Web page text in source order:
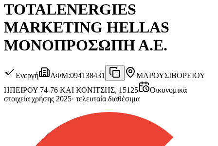
TOTALENERGIES
MARKETING HELLAS
ΜΟΝΟΠΡΟΣΩΠΗ Α.Ε.
Ενεργή ΑΦΜ:094138431 ΜΑΡΟΥΣΙΒΟΡΕΙΟΥ
ΗΠΕΙΡΟΥ 74-76 ΚΑΙ ΚΟΝΙΤΣΗΣ, 15125
Οικονομικά
στοιχεία χρήσης 2025· τελευταία διαθέσιμα